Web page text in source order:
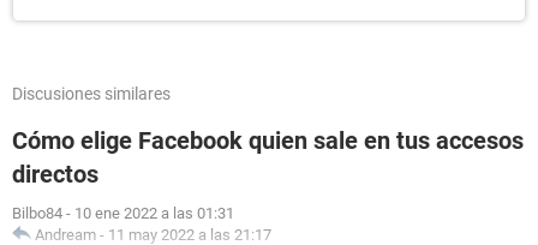
Discusiones similares
Cómo elige Facebook quien sale en tus accesos
directos
Bilbo84 - 10 ene 2022 a las 01:31
Andream - 11 may 2022 a las 21:17